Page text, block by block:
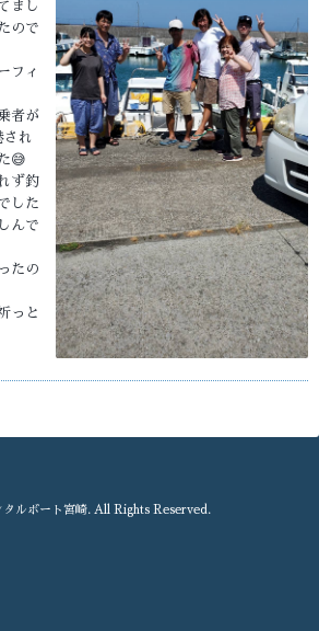
まし
ので
フィ
者が
され
😅
ず釣
した
んで
たの
っと
タルボート宮崎. All Rights Reserved.